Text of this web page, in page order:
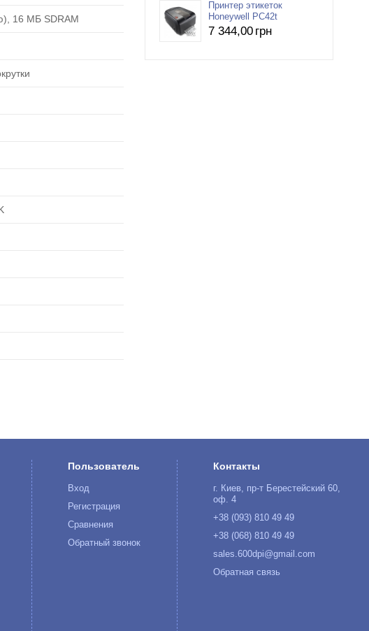
16 МБ SDRAM
Принтер этикеток
Honeywell PC42t
7 344,00 грн
Пользователь
Вход
Регистрация
Сравнения
Обратный звонок
Контакты
г. Киев, пр-т Берестейский 60,
оф. 4
+38 (093) 810 49 49
+38 (068) 810 49 49
sales.600dpi@gmail.com
Обратная связь